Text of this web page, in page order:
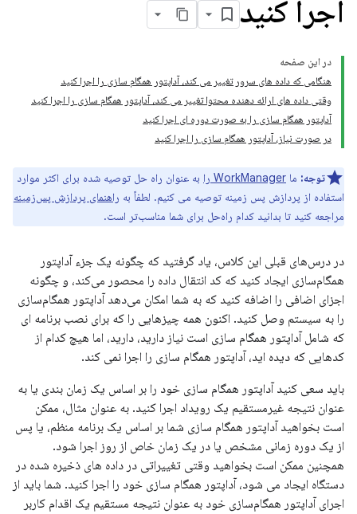
اجرا کنید
در این صفحه
هنگامی که داده های سرور تغییر می کند، آداپتور همگام سازی را اجرا کنید
وقتی داده های ارائه دهنده محتوا تغییر می کند، آداپتور همگام سازی را اجرا کنید
آداپتور همگام سازی را به صورت دوره ای اجرا کنید
در صورت نیاز، آداپتور همگام سازی را اجرا کنید
توجه: ما WorkManager را
به عنوان راه حل توصیه شده برای اکثر موارد
استفاده از پردازش پس زمینه توصیه می کنیم. لطفاً به راهنمای پردازش پس‌زمینه
مراجعه کنید تا بدانید کدام راه‌حل برای شما مناسب‌تر است.
در درس‌های قبلی این کلاس، یاد گرفتید که چگونه یک جزء آداپتور
همگام‌سازی ایجاد کنید که کد انتقال داده را محصور می‌کند، و چگونه
اجزای اضافی را اضافه کنید که به شما امکان می‌دهد آداپتور همگام‌سازی
را به سیستم وصل کنید. اکنون همه چیزهایی را که برای نصب برنامه ای
که شامل آداپتور همگام سازی است نیاز دارید، دارید، اما هیچ کدام از
کدهایی که دیده اید، آداپتور همگام سازی را اجرا نمی کند.
باید سعی کنید آداپتور همگام سازی خود را بر اساس یک زمان بندی یا به
عنوان نتیجه غیرمستقیم یک رویداد اجرا کنید. به عنوان مثال، ممکن
است بخواهید آداپتور همگام سازی شما بر اساس یک برنامه منظم، یا پس
از یک دوره زمانی مشخص یا در یک زمان خاص از روز اجرا شود.
همچنین ممکن است بخواهید وقتی تغییراتی در داده های ذخیره شده در
دستگاه ایجاد می شود، آداپتور همگام سازی خود را اجرا کنید. شما باید از
اجرای آداپتور همگام‌سازی خود به عنوان نتیجه مستقیم یک اقدام کاربر